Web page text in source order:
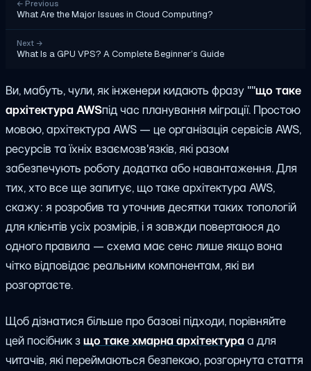
← Previous
What Are the Major Issues in Cloud Computing?
Next →
What Is a GPU VPS? A Complete Beginner’s Guide
Ви, мабуть, чули, як інженери кидають фразу ""що таке
архітектура AWSпід час планування міграції. Простою
мовою, архітектура AWS — це організація сервісів AWS,
ресурсів та їхніх взаємозв'язків, які разом
забезпечують роботу додатка або навантаження. Для
тих, хто все ще запитує, що таке архітектура AWS,
скажу: я розробив та уточнив десятки таких топологій
для клієнтів усіх розмірів, і я завжди повертаюся до
одного правила — схема має сенс лише якщо вона
чітко відповідає реальним компонентам, які ви
розгортаєте.
Щоб дізнатися більше про базові підходи, порівняйте
цей посібник зщо таке хмарна архітектураа для
читачів, які переймаються безпекою, розгорнута стаття